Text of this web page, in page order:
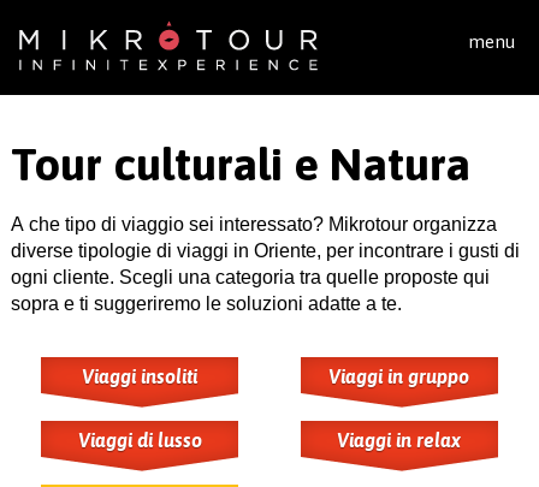
menu
Tour culturali e Natura
A che tipo di viaggio sei interessato? Mikrotour organizza
diverse tipologie di viaggi in Oriente, per incontrare i gusti di
ogni cliente. Scegli una categoria tra quelle proposte qui
sopra e ti suggeriremo le soluzioni adatte a te.
Viaggi insoliti Viaggi in gruppo
Viaggi di lusso Viaggi in relax